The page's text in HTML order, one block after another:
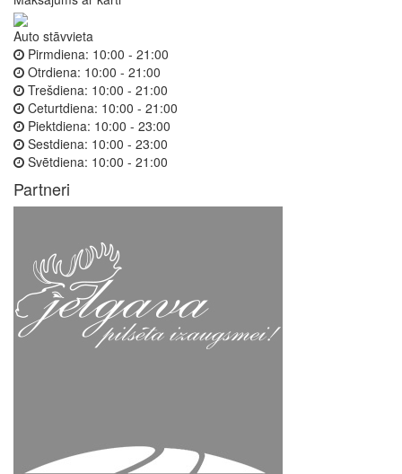
Auto stāvvieta
Pirmdiena: 10:00 - 21:00
Otrdiena: 10:00 - 21:00
Trešdiena: 10:00 - 21:00
Ceturtdiena: 10:00 - 21:00
Piektdiena: 10:00 - 23:00
Sestdiena: 10:00 - 23:00
Svētdiena: 10:00 - 21:00
Partneri